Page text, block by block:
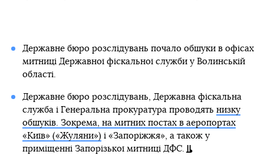
Державне бюро розслідувань почало обшуки в офісах
митниці Державної фіскальної служби у Волинській
області.
Державне бюро розслідувань, Державна фіскальна
служба і Генеральна прокуратура проводять низку
обшуків. Зокрема, на митних постах в аеропортах
«Київ» («Жуляни») і «Запоріжжя», а також у
приміщенні Запорізької митниці ДФС.